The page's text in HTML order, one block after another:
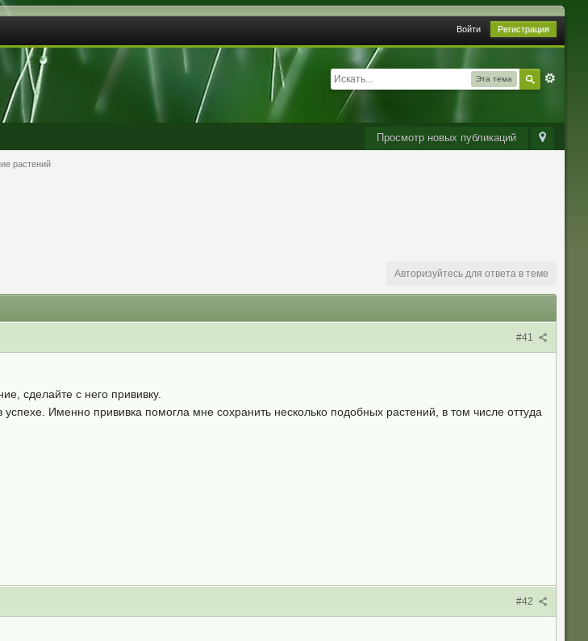
Войти Регистрация
Эта тема
Просмотр новых публикаций
растений
Авторизуйтесь для ответа в теме
#41
сделайте с него прививку.
Именно прививка помогла мне сохранить несколько подобных растений, в том числе оттуда
#42